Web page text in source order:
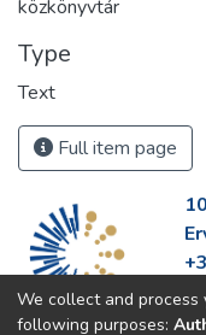
közkönyvtár
Type
Text
Full item page
We collect and
following purposes: